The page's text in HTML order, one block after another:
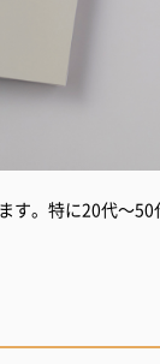
す。特に20代～